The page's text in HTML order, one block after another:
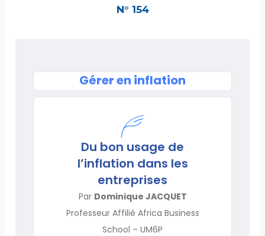
N° 154
Gérer en inflation
Du bon usage de
l’inflation dans les
entreprises
Par Dominique JACQUET
Professeur Affilié Africa Business
School – UM6P